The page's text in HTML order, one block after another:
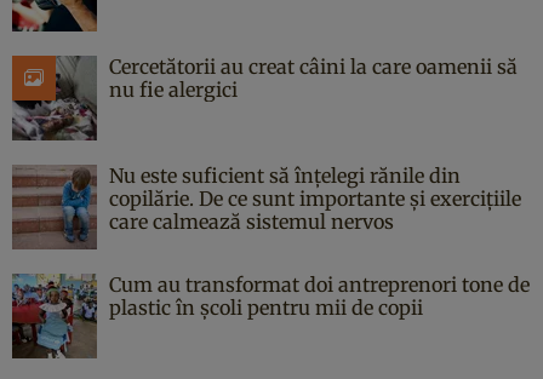
Cercetătorii au creat câini la care oamenii să
nu fie alergici
Nu este suficient să înțelegi rănile din
copilărie. De ce sunt importante și exercițiile
care calmează sistemul nervos
Cum au transformat doi antreprenori tone de
plastic în școli pentru mii de copii